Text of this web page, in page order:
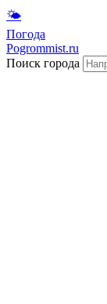
🌤
Погода
Pogrommist.ru
Поиск города